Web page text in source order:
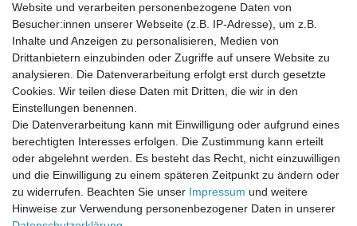
Newsletter-Anmeldung
FAQ / Fragen
Mein Warenkorb
Mein Merkzettel
Mein Konto
UNSER LADENGESCHÄFT
Gottlieb-Daimler-Str. 10
33334 Gütersloh
ÖFFNUNGSZEITEN
Montag - Dienstag: 8.00 - 18.00 Uhr, Mittwoch Ruhetag,
Website und verarbeiten personenbezogene Daten von
Besucher:innen unserer Webseite (z.B. IP-Adresse), um z.B.
Inhalte und Anzeigen zu personalisieren, Medien von
Drittanbietern einzubinden oder Zugriffe auf unsere Website zu
analysieren. Die Datenverarbeitung erfolgt erst durch gesetzte
Cookies. Wir teilen diese Daten mit Dritten, die wir in den
Einstellungen benennen.
Die Datenverarbeitung kann mit Einwilligung oder aufgrund eines
berechtigten Interesses erfolgen. Die Zustimmung kann erteilt
oder abgelehnt werden. Es besteht das Recht, nicht einzuwilligen
und die Einwilligung zu einem späteren Zeitpunkt zu ändern oder
zu widerrufen. Beachten Sie unser Impressum und weitere
Hinweise zur Verwendung personenbezogener Daten in unserer